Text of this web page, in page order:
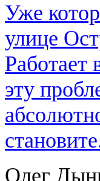
Уже
улице
Работает
эту
Олег